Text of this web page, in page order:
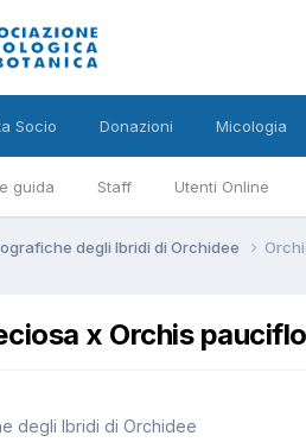
guida Staff Utenti Online
Socio Donazioni Micologia
degli Ibridi di Orchidee
x Orchis
degli Ibridi di Orchidee